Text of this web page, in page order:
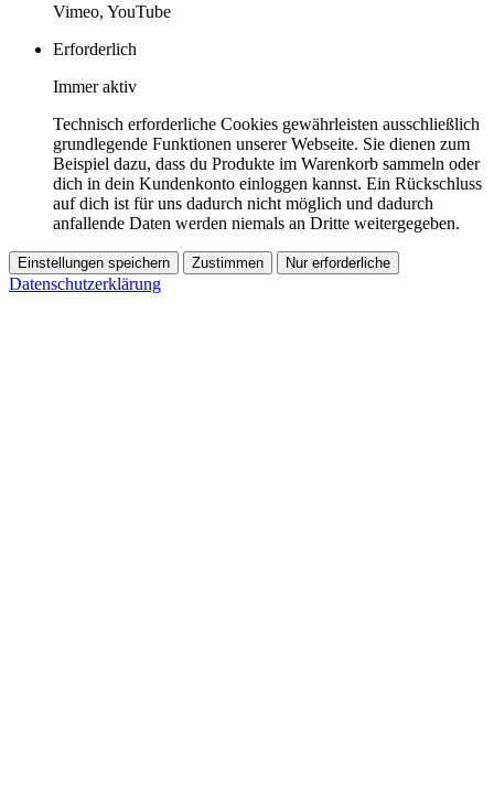
Vimeo, YouTube
Erforderlich
Immer aktiv
Technisch erforderliche Cookies gewährleisten ausschließlich
grundlegende Funktionen unserer Webseite. Sie dienen zum
Beispiel dazu, dass du Produkte im Warenkorb sammeln oder
dich in dein Kundenkonto einloggen kannst. Ein Rückschluss
auf dich ist für uns dadurch nicht möglich und dadurch
anfallende Daten werden niemals an Dritte weitergegeben.
Einstellungen speichern Zustimmen Nur erforderliche
Datenschutzerklärung